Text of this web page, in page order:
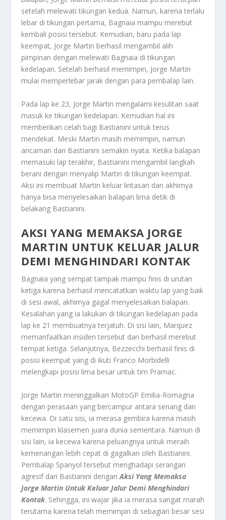
setelah melewati tikungan kedua. Namun, karena terlalu
lebar di tikungan pertama, Bagnaia mampu merebut
kembali posisi tersebut. Kemudian, baru pada lap
keempat, Jorge Martin berhasil mengambil alih
pimpinan dengan melewati Bagnaia di tikungan
kedelapan. Setelah berhasil memimpin, Jorge Martin
mulai memperlebar jarak dengan para pembalap lain.
Pada lap ke 23, Jorge Martin mengalami kesulitan saat
masuk ke tikungan kedelapan. Kemudian hal ini
memberikan celah bagi Bastianini untuk terus
mendekat. Meski Martin masih memimpin, namun
ancaman dari Bastianini semakin nyata. Ketika balapan
memasuki lap terakhir, Bastianini mengambil langkah
berani dengan menyalip Martin di tikungan keempat.
Aksi ini membuat Martin keluar lintasan dan akhirnya
hanya bisa menyelesaikan balapan lima detik di
belakang Bastianini.
AKSI YANG MEMAKSA JORGE
MARTIN UNTUK KELUAR JALUR
DEMI MENGHINDARI KONTAK
Bagnaia yang sempat tampak mampu finis di urutan
ketiga karena berhasil mencatatkan waktu lap yang baik
di sesi awal, akhirnya gagal menyelesaikan balapan.
Kesalahan yang ia lakukan di tikungan kedelapan pada
lap ke 21 membuatnya terjatuh. Di sisi lain, Marquez
memanfaatkan insiden tersebut dan berhasil merebut
tempat ketiga. Selanjutnya, Bezzecchi berhasil finis di
posisi keempat yang di ikuti Franco Morbidelli
melengkapi posisi lima besar untuk tim Pramac.
Jorge Martin meninggalkan MotoGP Emilia-Romagna
dengan perasaan yang bercampur antara senang dan
kecewa. Di satu sisi, ia merasa gembira karena masih
memimpin klasemen juara dunia sementara. Namun di
sisi lain, ia kecewa karena peluangnya untuk meraih
kemenangan lebih cepat di gagalkan oleh Bastianini.
Pembalap Spanyol tersebut menghadapi serangan
agresif dari Bastianini denganAksi Yang Memaksa
Jorge Martin Untuk Keluar Jalur Demi Menghindari
Kontak. Sehingga, ini wajar jika ia merasa sangat marah
terutama karena telah memimpin di sebagian besar sesi